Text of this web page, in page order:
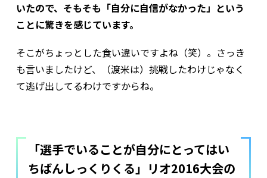
いたので、そもそも「自分に自信がなかった」という
ことに驚きを感じています。
そこがちょっとした食い違いですよね（笑）。さっき
も言いましたけど、（渡米は）挑戦したわけじゃなく
て逃げ出してるわけですからね。
「選手でいることが自分にとってはい
ちばんしっくりくる」――リオ2016大会の